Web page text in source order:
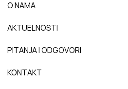
O NAMA
AKTUELNOSTI
PITANJA I ODGOVORI
KONTAKT